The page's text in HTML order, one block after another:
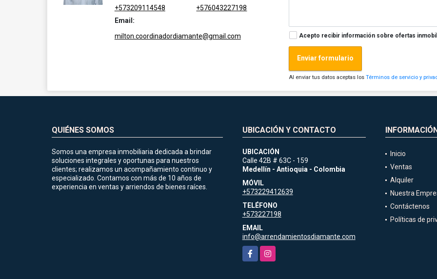
+573209114548
+576043227198
Email:
milton.coordinadordiamante@gmail.com
Acepto recibir información sobre ofertas
Enviar formulario
Al enviar tus datos aceptas losTérminos de servicio y
QUIÉNES SOMOS
Somos una empresa inmobiliaria dedicada a brindar
soluciones integrales y oportunas para nuestros
clientes; realizamos un acompañamiento continuo y
especializado. Contamos con más de 10 años de
experiencia en ventas y arriendos de bienes raíces.
UBICACIÓN Y CONTACTO
UBICACIÓN
Calle 42B # 63C - 159
Medellín - Antioquia - Colombia
MÓVIL
+573229412639
TELÉFONO
+573227198
EMAIL
info@arrendamientosdiamante.com
FacebookInstagram
Inicio
Ventas
Alquiler
Nuestra
Contáctenos
Políticas de